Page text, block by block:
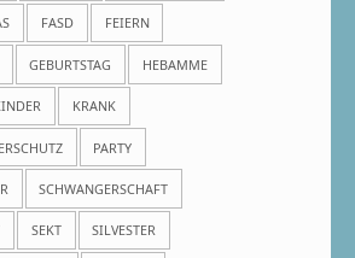
FASD FEIERN
GEBURTSTAG HEBAMME
KRANK
PARTY
SCHWANGERSCHAFT
SEKT SILVESTER